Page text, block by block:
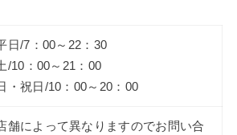
日/7：00～22：30
/10：00～21：00
・祝日/10：00～20：00
舗によって異なりますのでお問い合